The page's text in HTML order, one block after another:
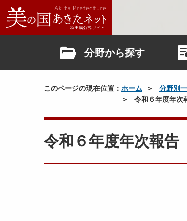
分野から探す
このページの現在位置： ホーム 分野別
令和６年度年次
令和６年度年次報告